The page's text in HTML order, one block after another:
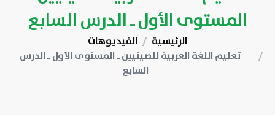
المستوى الأول ـ الدرس السابع
الرئيسية
الفيديوهات
تعليم اللغة العربية للصينيين ـ المستوى الأول ـ الدرس
السابع